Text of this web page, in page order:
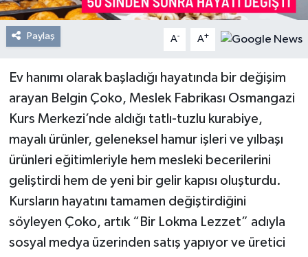
Paylaş A- A+
Ev hanımı olarak başladığı hayatında bir değişim
arayan Belgin Çoko, Meslek Fabrikası Osmangazi
Kurs Merkezi’nde aldığı tatlı-tuzlu kurabiye,
mayalı ürünler, geleneksel hamur işleri ve yılbaşı
ürünleri eğitimleriyle hem mesleki becerilerini
geliştirdi hem de yeni bir gelir kapısı oluşturdu.
Kursların hayatını tamamen değiştirdiğini
söyleyen Çoko, artık “Bir Lokma Lezzet” adıyla
sosyal medya üzerinden satış yapıyor ve üretici